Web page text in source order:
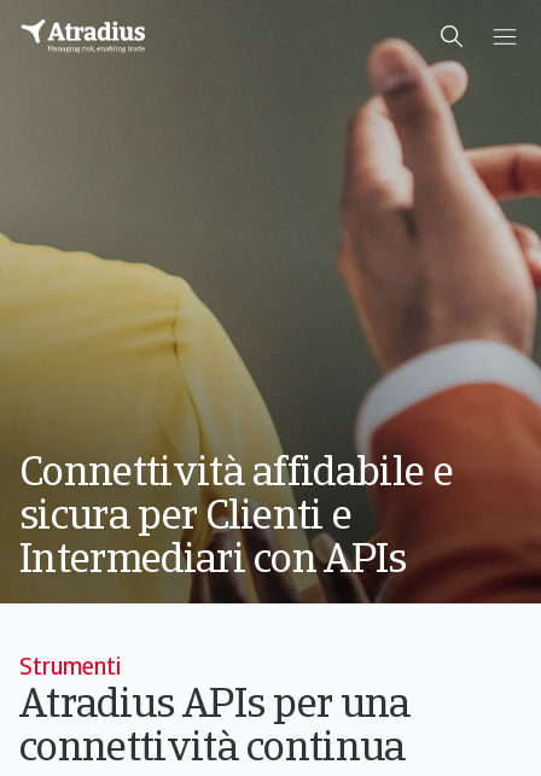
Connettività affidabile e
sicura per Clienti e
Intermediari con APIs
Strumenti
Atradius APIs per una
connettività continua